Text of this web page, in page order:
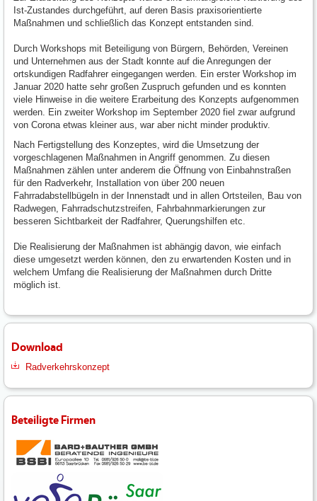
Ist-Zustandes durchgeführt, auf deren Basis praxisorientierte
Maßnahmen und schließlich das Konzept entstanden sind.
Durch Workshops mit Beteiligung von Bürgern, Behörden, Vereinen
und Unternehmen aus der Stadt konnte auf die Anregungen der
ortskundigen Radfahrer eingegangen werden. Ein erster Workshop im
Januar 2020 hatte sehr großen Zuspruch gefunden und es konnten
viele Hinweise in die weitere Erarbeitung des Konzepts aufgenommen
werden. Ein zweiter Workshop im September 2020 fiel zwar aufgrund
von Corona etwas kleiner aus, war aber nicht minder produktiv.
Nach Fertigstellung des Konzeptes, wird die Umsetzung der
vorgeschlagenen Maßnahmen in Angriff genommen. Zu diesen
Maßnahmen zählen unter anderem die Öffnung von Einbahnstraßen
für den Radverkehr, Installation von über 200 neuen
Fahrradabstellbügeln in der Innenstadt und in allen Ortsteilen, Bau von
Radwegen, Fahrradschutzstreifen, Fahrbahnmarkierungen zur
besseren Sichtbarkeit der Radfahrer, Querungshilfen etc.
Die Realisierung der Maßnahmen ist abhängig davon, wie einfach
diese umgesetzt werden können, den zu erwartenden Kosten und in
welchem Umfang die Realisierung der Maßnahmen durch Dritte
möglich ist.
Download
Radverkehrskonzept
Beteiligte Firmen